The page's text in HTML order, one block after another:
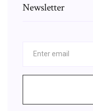
Newsletter